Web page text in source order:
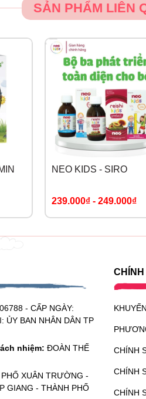
SẢN PHẨM LIÊN
NEO KIDS - SIRO
239.000₫ - 249.000₫
- CẤP NGÀY:
ỦY BAN NHÂN DÂN TP
nhiệm: ĐOÀN THẾ
XUÂN TRƯỜNG -
GIANG - THÀNH PHỐ
CHÍNH
CHÍNH
CHÍNH
CHÍNH